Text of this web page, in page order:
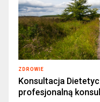
ZDROWIE
Konsultacja
profesjonalną